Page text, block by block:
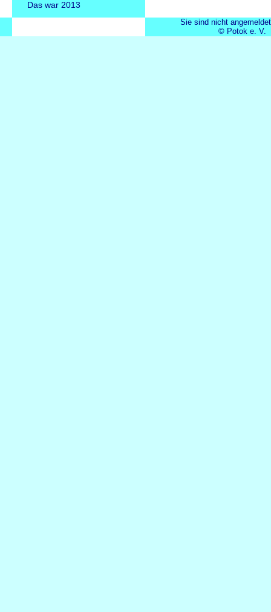
Das war 2013
Sie sind nicht angemeldet
© Potok e. V.